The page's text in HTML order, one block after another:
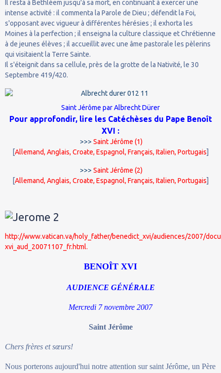
Il resta à Bethléem jusqu'à sa mort, en continuant à exercer une
intense activité : il commenta la Parole de Dieu ; défendit la Foi,
s'opposant avec vigueur à différentes hérésies ; il exhorta les
Moines à la perfection ; il enseigna la culture classique et Chrétienne
à de jeunes élèves ; il accueillit avec une âme pastorale les pèlerins
qui visitaient la Terre Sainte.
Il s'éteignit dans sa cellule, près de la grotte de la Nativité, le 30
Septembre 419/420.
Saint Jérôme parAlbrecht Dürer
Pour approfondir, lire les Catéchèses du Pape Benoît
XVI :
>>> Saint Jérôme (1)
[Allemand, Anglais, Croate, Espagnol, Français, Italien, Portugais]
>>> Saint Jérôme (2)
[Allemand, Anglais, Croate, Espagnol, Français, Italien, Portugais]
http://www.vatican.va/holy_father/benedict_xvi/audiences/2007/
xvi_aud_20071107_fr.html.
BENOÎT XVI
AUDIENCE GÉNÉRALE
Mercredi 7 novembre 2007
Saint Jérôme
Chers frères et sœurs!
Nous porterons aujourd'hui notre attention sur saint Jérôme, un Père